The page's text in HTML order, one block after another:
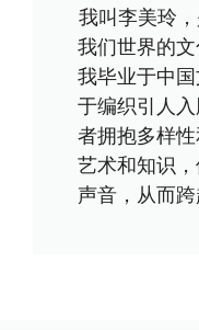
我叫李美玲
我们世界的文
我毕业于中
于编织引人
者拥抱多样
艺术和知识
声音，从而跨